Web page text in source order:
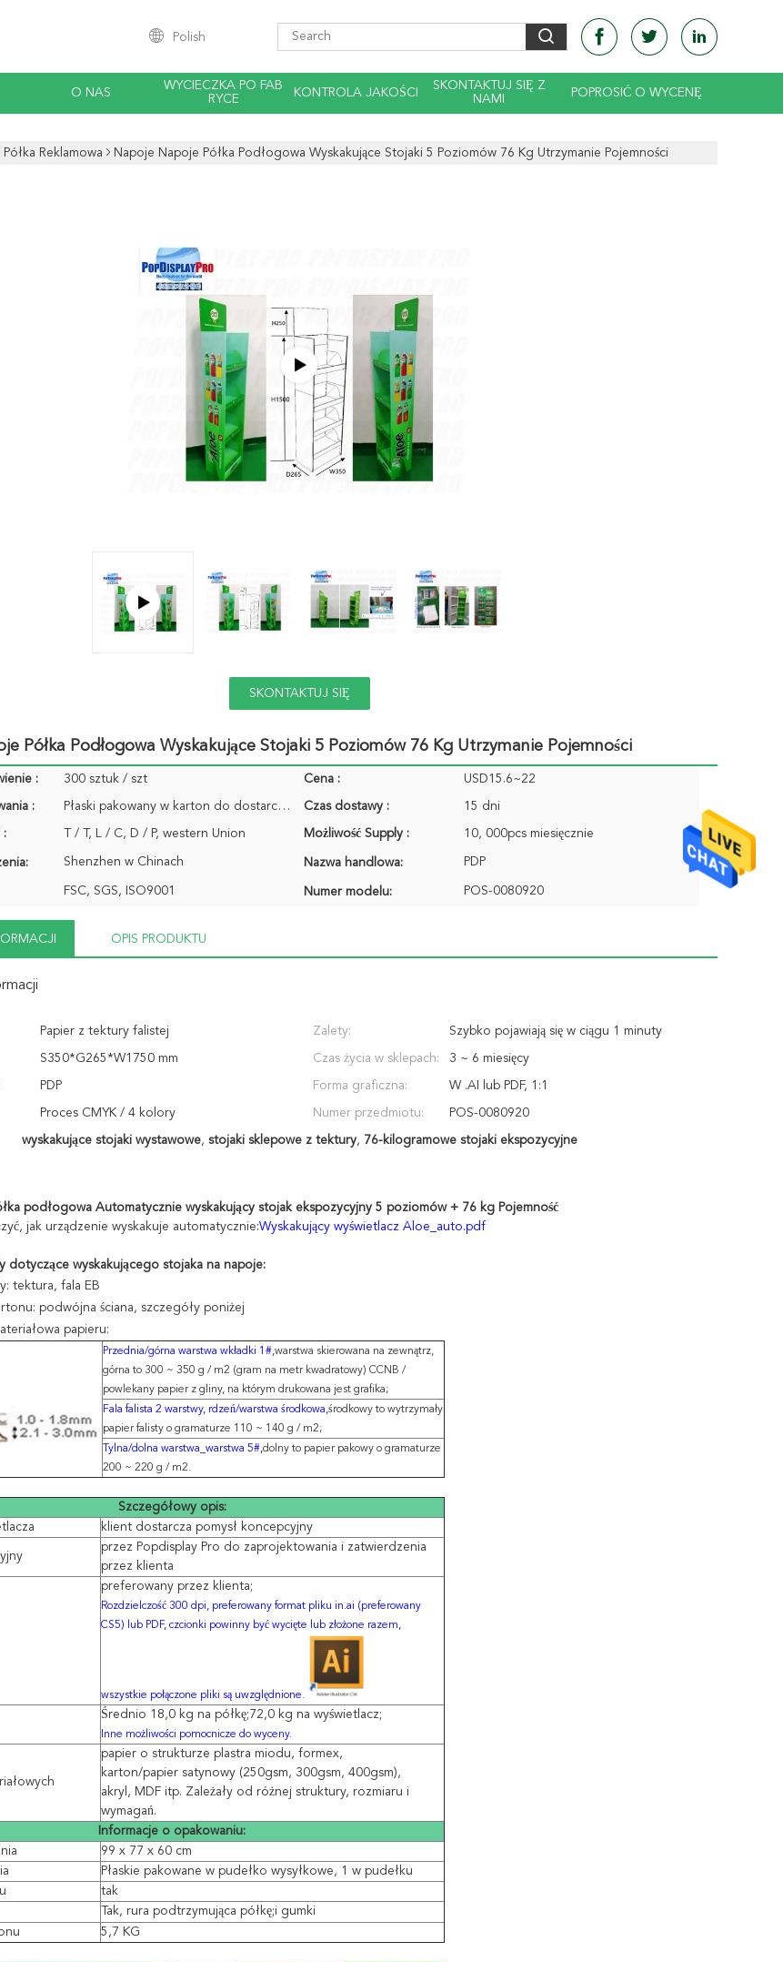
Polish
O NAS
WYCIECZKA PO FAB
RYCE
KONTROLA JAKOŚCI
SKONTAKTUJ SIĘ Z
NAMI
POPROSIĆ O WYCENĘ
Półka Reklamowa Napoje Napoje Półka Podłogowa Wyskakujące Stojaki 5 Poziomów 76 Kg Utrzymanie Pojemności
SKONTAKTUJ SIĘ
Półka Podłogowa Wyskakujące Stojaki 5 Poziomów 76 Kg Utrzymanie Pojemności
: 300 sztuk / szt Cena : USD15.6~22
: Płaski pakowany w karton do dostarczenia Czas dostawy : 15 dni
: T / T, L / C, D / P, western Union Możliwość Supply : 10, 000pcs miesięcznie
Shenzhen w Chinach Nazwa handlowa: PDP
FSC, SGS, ISO9001 Numer modelu: POS-0080920
OPIS PRODUKTU
Papier z tektury falistej Zalety: Szybko pojawiają się w ciągu 1 minuty
S350*G265*W1750 mm Czas życia w sklepach: 3 ~ 6 miesięcy
PDP Forma graficzna: W .AI lub PDF, 1:1
Proces CMYK / 4 kolory Numer przedmiotu: POS-0080920
wyskakujące stojaki wystawowe, stojaki sklepowe z tektury, 76-kilogramowe stojaki ekspozycyjne
podłogowa Automatycznie wyskakujący stojak ekspozycyjny 5 poziomów + 76 kg Pojemność
jak urządzenie wyskakuje automatycznie:Wyskakujący wyświetlacz Aloe_auto.pdf
dotyczące wyskakującego stojaka na napoje:
tektura, fala EB
podwójna ściana, szczegóły poniżej
papieru:
Przednia/górna warstwa wkładki 1#,warstwa skierowana na zewnątrz,
górna to 300 ~ 350 g / m2 (gram na metr kwadratowy) CCNB /
powlekany papier z gliny, na którym drukowana jest grafika;
Fala falista 2 warstwy, rdzeń/warstwa środkowa,środkowy to wytrzymały
papier falisty o gramaturze 110 ~ 140 g / m2;
Tylna/dolna warstwa_warstwa 5#,dolny to papier pakowy o gramaturze
200 ~ 220 g / m2.
Szczegółowy opis:
klient dostarcza pomysł koncepcyjny
przez Popdisplay Pro do zaprojektowania i zatwierdzenia
przez klienta
preferowany przez klienta;
Rozdzielczość 300 dpi, preferowany format pliku in.ai (preferowany
CS5) lub PDF, czcionki powinny być wycięte lub złożone razem,
wszystkie połączone pliki są uwzględnione.
Średnio 18,0 kg na półkę;72,0 kg na wyświetlacz;
Inne możliwości pomocnicze do wyceny.
papier o strukturze plastra miodu, formex,
karton/papier satynowy (250gsm, 300gsm, 400gsm),
akryl, MDF itp. Zależały od różnej struktury, rozmiaru i
wymagań.
Informacje o opakowaniu:
99 x 77 x 60 cm
Płaskie pakowane w pudełko wysyłkowe, 1 w pudełku
tak
Tak, rura podtrzymująca półkę;i gumki
5,7 KG